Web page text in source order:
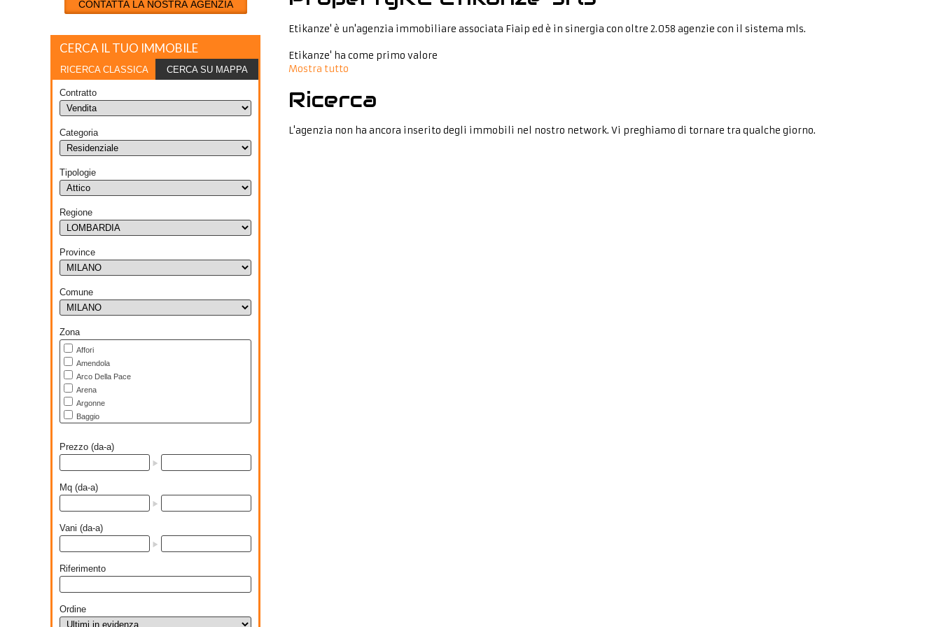
CONTATTA LA NOSTRA AGENZIA
CERCA IL TUO IMMOBILE
RICERCA CLASSICA CERCA SU MAPPA
Contratto
Categoria
Tipologie
Regione
Province
Comune
Zona
Affori
Amendola
Arco Della Pace
Arena
Argonne
Baggio
Barona
Bianca Di Savoia
Bicocca
Bisceglie
Bligny
Boccaccio
Bocconi
Bonola
Brera
Cadore
Prezzo (da-a)
Mq (da-a)
Vani (da-a)
Riferimento
Ordine
Etikanze' è un'agenzia immobiliare associata Fiaip ed è in sinergia con oltre 2.058 agenzie con il sistema mls.
Etikanze' ha come primo valore
Mostra tutto
Ricerca
L'agenzia non ha ancora inserito degli immobili nel nostro network. Vi preghiamo di tornare tra qualche giorno.